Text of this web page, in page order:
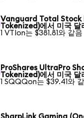
Vanguard Total Stock
Tokenized)에서 미국 달
1 VTIon는 $381.81와 같음
ProShares UltraPro
Tokenized)에서 미국 달
1 SQQQon는 $39.41와